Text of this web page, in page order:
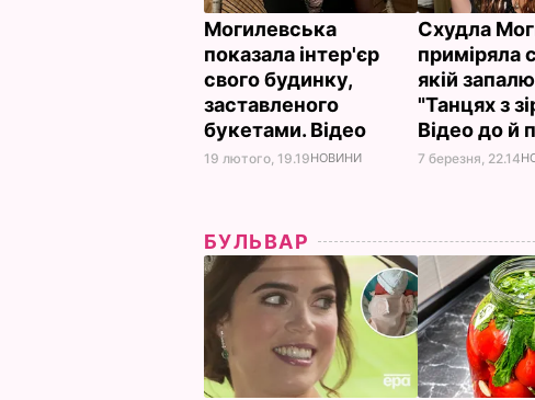
Могилевська
показала інтер'єр
свого будинку,
заставленого
букетами. Відео
19 лютого, 19.19НОВИНИ
Схудла
приміряла
якій
"Танцях з
Відео до й
7 березня, 22.14
БУЛЬВАР